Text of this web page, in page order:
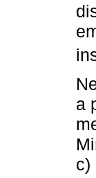
a
c)